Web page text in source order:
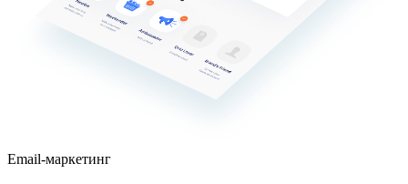
Email-маркетинг